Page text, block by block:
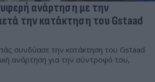
ανάρτηση με την
την κατάκτηση του Gstaad
συνδύασε την κατάκτηση του Gstaad
ανάρτηση για την σύντροφό του,